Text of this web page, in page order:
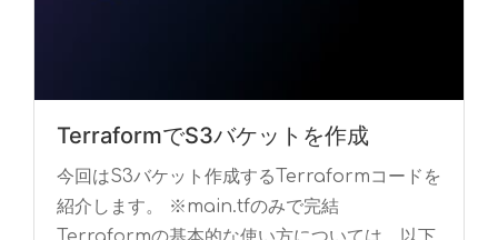
TerraformでS3バケットを作成
今回はS3バケット作成するTerraformコードを
紹介します。 ※main.tfのみで完結